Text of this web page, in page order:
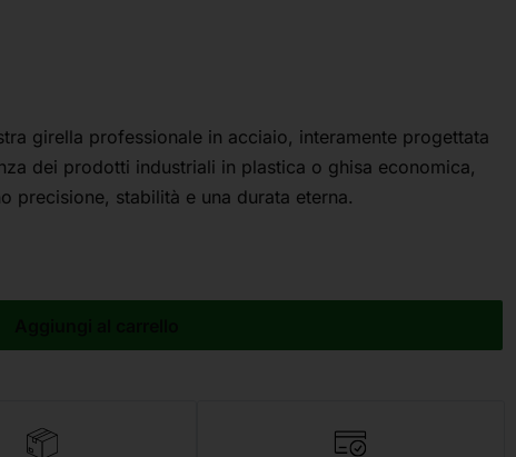
girella professionale in acciaio, interamente progettata
dei prodotti industriali in plastica o ghisa economica,
precisione, stabilità e una durata eterna.